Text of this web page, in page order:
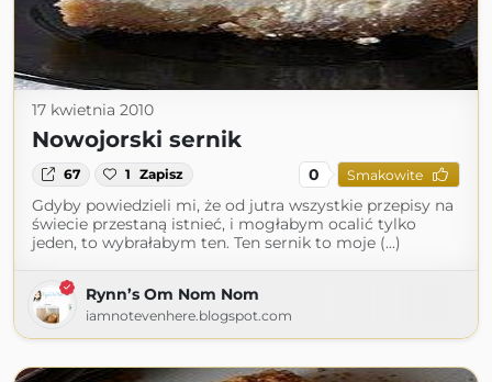
17 kwietnia 2010
Nowojorski sernik
67 1 Zapisz 0 Smakowite
Gdyby powiedzieli mi, że od jutra wszystkie przepisy na
świecie przestaną istnieć, i mogłabym ocalić tylko
jeden, to wybrałabym ten. Ten sernik to moje (...)
Rynn’s Om Nom Nom
iamnotevenhere.blogspot.com